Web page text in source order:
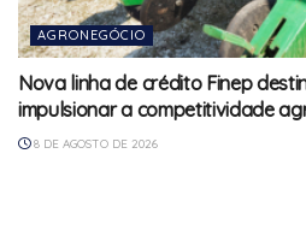
AGRONEGÓCIO
Nova linha de crédito Finep
impulsionar a competitividade
8 DE AGOSTO DE 2026